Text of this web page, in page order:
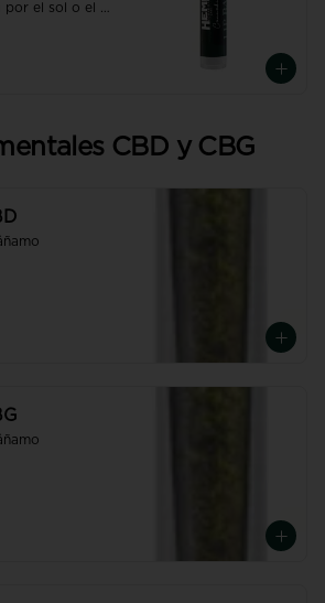
por el sol o el
CBD y CBG